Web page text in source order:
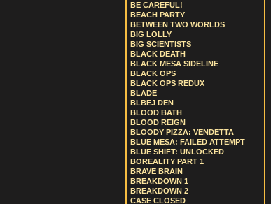
BE CAREFUL!
BEACH PARTY
BETWEEN TWO WORLDS
BIG LOLLY
BIG SCIENTISTS
BLACK DEATH
BLACK MESA SIDELINE
BLACK OPS
BLACK OPS REDUX
BLADE
BLBEJ DEN
BLOOD BATH
BLOOD REIGN
BLOODY PIZZA: VENDETTA
BLUE MESA: FAILED ATTEMPT
BLUE SHIFT: UNLOCKED
BOREALITY PART 1
BRAVE BRAIN
BREAKDOWN 1
BREAKDOWN 2
CASE CLOSED